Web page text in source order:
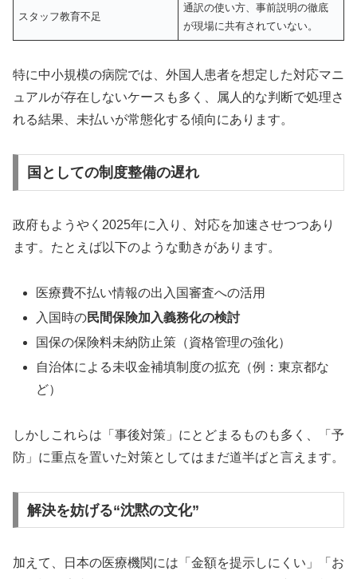
スタッフ教育不足
通訳の使い方、事前説明の徹底
が現場に共有されていない。
特に中小規模の病院では、外国人患者を想定した対応マニ
ュアルが存在しないケースも多く、属人的な判断で処理さ
れる結果、未払いが常態化する傾向にあります。
国としての制度整備の遅れ
政府もようやく2025年に入り、対応を加速させつつあり
ます。たとえば以下のような動きがあります。
医療費不払い情報の出入国審査への活用
入国時の民間保険加入義務化の検討
国保の保険料未納防止策（資格管理の強化）
自治体による未収金補填制度の拡充（例：東京都な
ど）
しかしこれらは「事後対策」にとどまるものも多く、「予
防」に重点を置いた対策としてはまだ道半ばと言えます。
解決を妨げる“沈黙の文化”
加えて、日本の医療機関には「金額を提示しにくい」「お